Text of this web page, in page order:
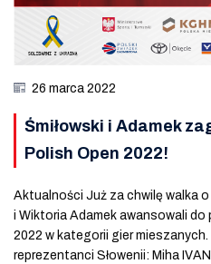
26 marca 2022
Śmiłowski i Adamek
Polish Open 2022!
Aktualności Już za chwilę walka o
i Wiktoria Adamek awansowali do
2022 w kategorii gier
reprezentanci Słowenii: Miha